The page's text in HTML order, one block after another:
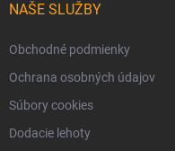
NAŠE SLUŽBY
Obchodné podmienky
Ochrana osobných údajov
Súbory cookies
Dodacie lehoty